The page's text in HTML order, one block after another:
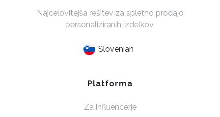
Najcelovitejša rešitev za spletno prodajo
personaliziranih izdelkov.
Slovenian
Platforma
Za influencerje